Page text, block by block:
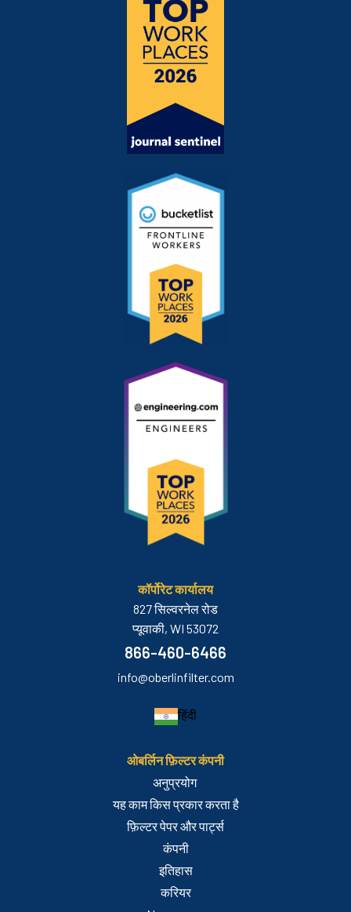
कॉर्पोरेट कार्यालय
827 सिल्वरनेल रोड
प्यूवाकी, WI 53072
866-460-6466
info@oberlinfilter.com
हिंदी
ओबर्लिन फ़िल्टर कंपनी
अनुप्रयोग
यह काम किस प्रकार करता है
फ़िल्टर पेपर और पार्ट्स
कंपनी
इतिहास
करियर